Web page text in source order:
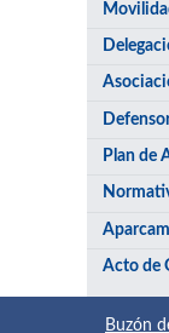
Plan de
Acto de
Buzón